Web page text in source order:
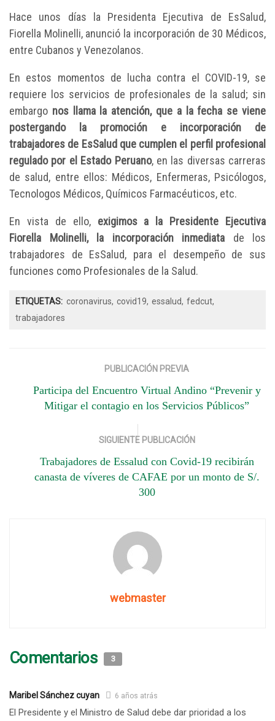
Hace unos días la Presidenta Ejecutiva de EsSalud,
Fiorella Molinelli, anunció la incorporación de 30 Médicos,
entre Cubanos y Venezolanos.
En estos momentos de lucha contra el COVID-19, se
requiere los servicios de profesionales de la salud; sin
embargo nos llama la atención, que a la fecha se viene
postergando la promoción e incorporación de
trabajadores de EsSalud que cumplen el perfil profesional
regulado por el Estado Peruano, en las diversas carreras
de salud, entre ellos: Médicos, Enfermeras, Psicólogos,
Tecnologos Médicos, Químicos Farmacéuticos, etc.
En vista de ello, exigimos a la Presidente Ejecutiva
Fiorella Molinelli, la incorporación inmediata de los
trabajadores de EsSalud, para el desempeño de sus
funciones como Profesionales de la Salud.
ETIQUETAS: coronavirus covid19 essalud
fedcut
trabajadores
PUBLICACIÓN PREVIA
Participa del Encuentro Virtual Andino “Prevenir y
Mitigar el contagio en los Servicios Públicos”
SIGUIENTE PUBLICACIÓN
Trabajadores de Essalud con Covid-19 recibirán
canasta de víveres de CAFAE por un monto de S/.
300
webmaster
Comentarios 3
Maribel Sánchez cuyan 6 años atrás
El Presidente y el Ministro de Salud debe dar prioridad a los